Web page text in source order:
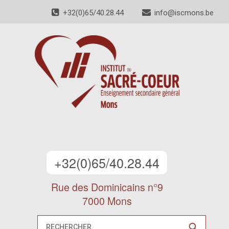
+32(0)65/40.28.44 info@iscmons.be
+32(0)65/40.28.44
Rue des Dominicains n°9
7000 Mons